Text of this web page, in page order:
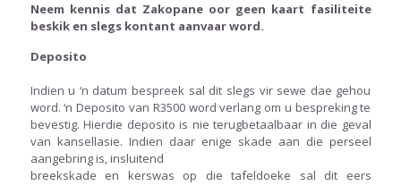
Neem kennis dat Zakopane oor geen kaart fasiliteite
beskik en slegs kontant aanvaar word.
Deposito
Indien u ‘n datum bespreek sal dit slegs vir sewe dae gehou
word. ‘n Deposito van R3500 word verlang om u bespreking te
bevestig. Hierdie deposito is nie terugbetaalbaar in die geval
van kansellasie. Indien daar enige skade aan die perseel
aangebring is, insluitend
breekskade en kerswas op die tafeldoeke sal dit eers